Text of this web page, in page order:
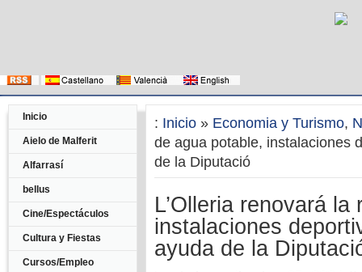
Inicio
Aielo de Malferit
Alfarrasí
bellus
Cine/Espectáculos
Cultura y Fiestas
Cursos/Empleo
: Inicio » Economia y Turismo,
de agua potable, instalaciones
de la Diputació
L’Olleria renovará
instalaciones
ayuda de la